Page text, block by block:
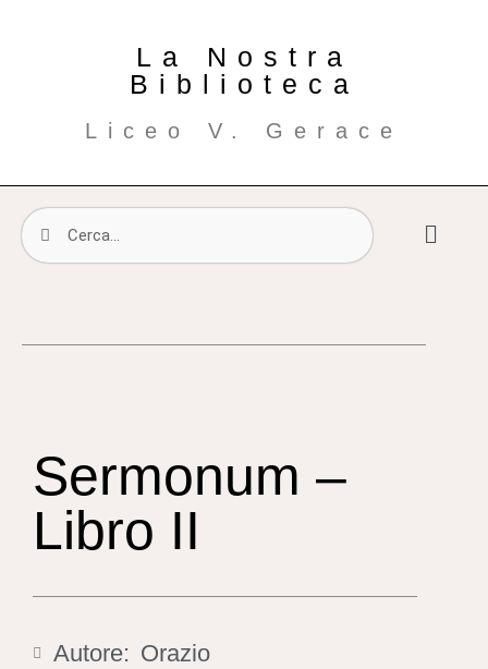
La Nostra
Biblioteca
Liceo V. Gerace
Sermonum –
Libro II
Autore: Orazio